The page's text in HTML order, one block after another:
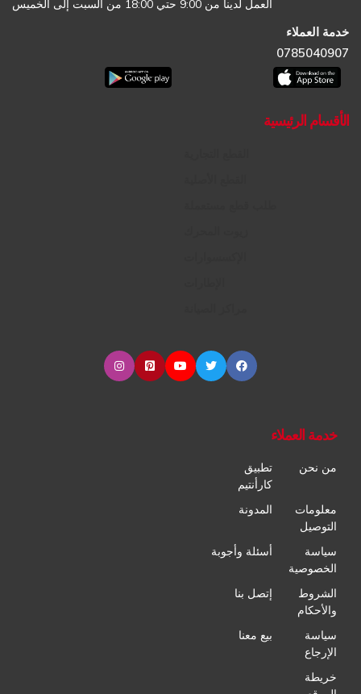
العمل لدينا من 9:00 حتي 18:00 من السبت إلى الخميس
خدمة العملاء
0785040907
الأقسام الرئيسية
خدمة العملاء
من نحن
تطبيق
كارأنتيم
معلومات
التوصيل
المدونة
سياسة
الخصوصية
أسئلة وأجوبة
الشروط
والأحكام
إتصل بنا
سياسة
الإرجاع
بيع معنا
خريطة